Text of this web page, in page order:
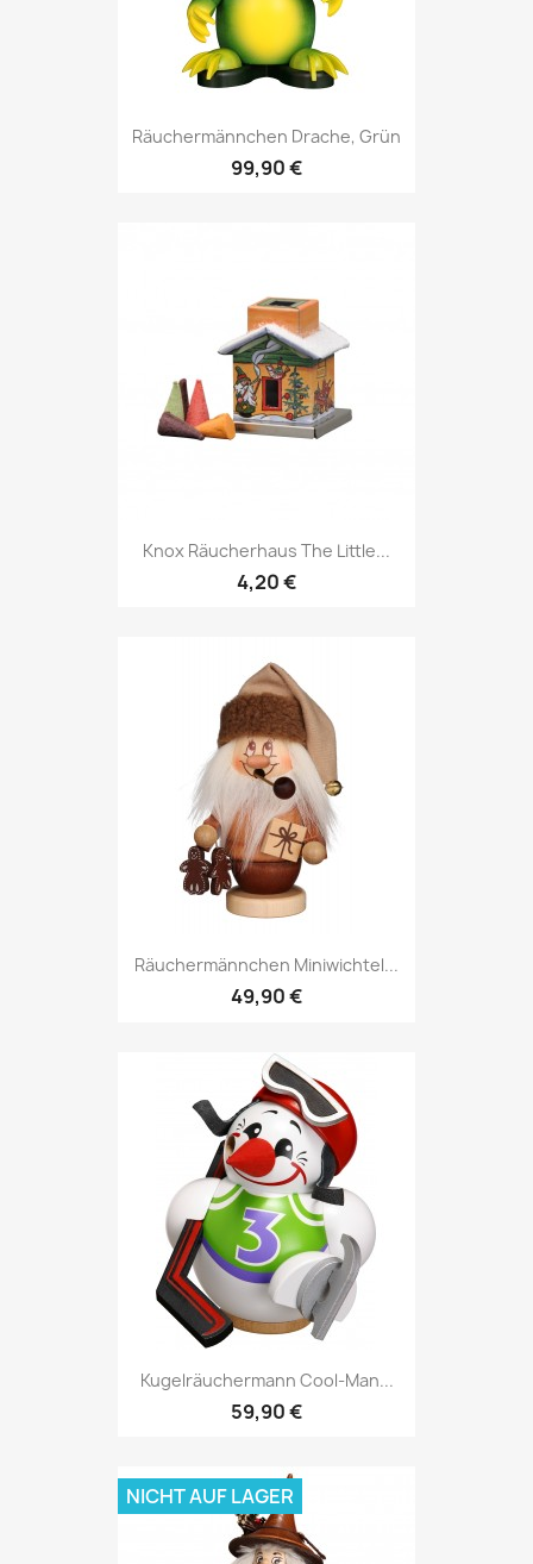
Räuchermännchen Drache, Grün
99,90 €
Knox Räucherhaus The Little...
4,20 €
Räuchermännchen Miniwichtel...
49,90 €
Kugelräuchermann Cool-Man...
59,90 €
NICHT AUF LAGER